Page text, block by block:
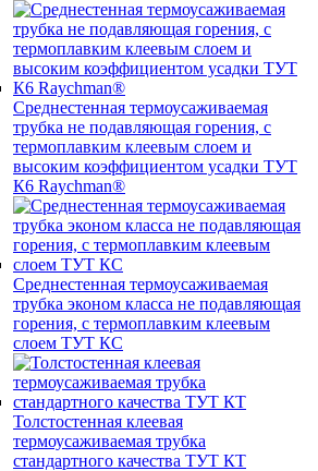
Среднестенная термоусаживаемая
трубка не подавляющая горения, с
термоплавким клеевым слоем и
высоким коэффициентом усадки ТУТ
К6 Raychman®
Среднестенная термоусаживаемая
трубка эконом класса не подавляющая
горения, с термоплавким клеевым
слоем ТУТ КС
Толстостенная клеевая
термоусаживаемая трубка
стандартного качества ТУТ КТ